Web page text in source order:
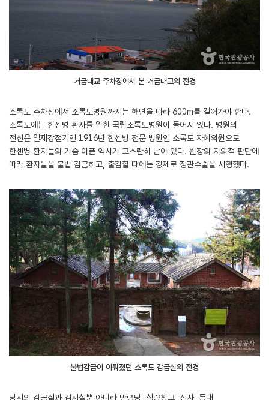
거금대교 주차장에서 본 거금대교의 전경
소록도 주차장에서 소록도병원까지는 해변을 따라 600m를 걸어가야 한다.
소록도에는 한센병 환자를 위한 국립소록도병원이 들어서 있다. 병원의
전신은 일제강점기인 1916년 한센병 전문 병원인 소록도 자혜의원으로
한센병 환자들의 가슴 아픈 역사가 고스란히 남아 있다. 원장의 자의적 판단에
따라 환자들을 불법 감금하고, 출감할 때에는 강제로 정관수술을 시행했다.
불법감금이 이뤄졌던 소록도 감금실의 전경
당시의 감금실과 검시실뿐 아니라 만령당, 식량창고, 신사, 등대,